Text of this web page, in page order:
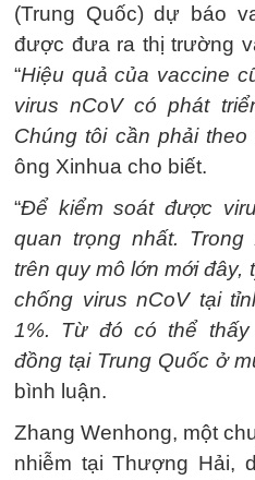
(Trung Quốc) dự báo
được đưa ra thị trường
“Hiệu quả của vaccine
virus nCoV có phát
Chúng tôi cần phải
ông Xinhua cho biết.
“Để kiểm soát được
quan trọng nhất.
trên quy mô lớn mới đây,
chống virus nCoV tại
1%. Từ đó có thể
đồng tại Trung Quốc ở
bình luận.
Zhang Wenhong, một
nhiễm tại Thượng Hải,